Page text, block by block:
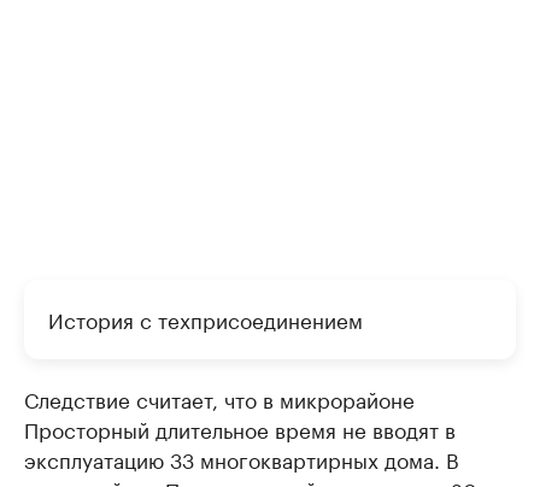
История с техприсоединением
Следствие считает, что в микрорайоне
Просторный длительное время не вводят в
эксплуатацию 33 многоквартирных дома. В